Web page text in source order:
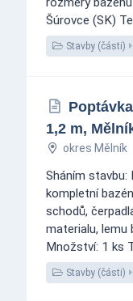
Šúrovce (SK)
Stavby (části)
1,2 m,
okres Mělník
Sháním stavbu:
kompletní
schodů,
materialu, lemu
Množství: 1 ks
Stavby (části)